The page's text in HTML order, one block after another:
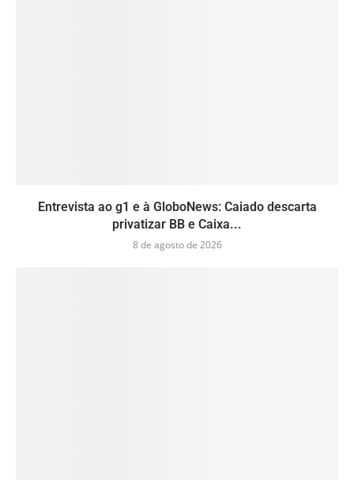
Entrevista ao g1 e à GloboNews: Caiado descarta
privatizar BB e Caixa...
8 de agosto de 2026